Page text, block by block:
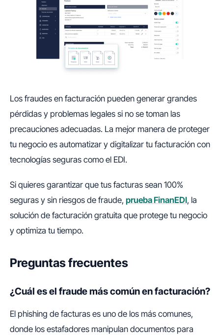
Los fraudes en facturación pueden generar grandes
pérdidas y problemas legales si no se toman las
precauciones adecuadas. La mejor manera de proteger
tu negocio es automatizar y digitalizar tu facturación con
tecnologías seguras como el EDI.
Si quieres garantizar que tus facturas sean 100%
seguras y sin riesgos de fraude, prueba FinanEDI, la
solución de facturación gratuita que protege tu negocio
y optimiza tu tiempo.
Preguntas frecuentes
¿Cuál es el fraude más común en facturación?
El phishing de facturas es uno de los más comunes,
donde los estafadores manipulan documentos para